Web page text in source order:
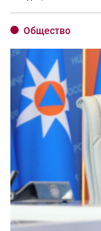
Общество